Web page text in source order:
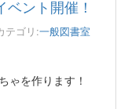
ント開催！
テゴリ:一般図書室
ゃを作ります！